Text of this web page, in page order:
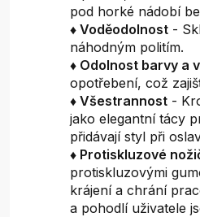
pod horké nádobí
♦ Voděodolnost -
náhodným politím.
♦ Odolnost barvy a
opotřebení, což
♦ Všestrannost -
jako elegantní tácy
přidávají styl při
♦ Protiskluzové
protiskluzovými
krájení a chrání
a pohodlí uživatele